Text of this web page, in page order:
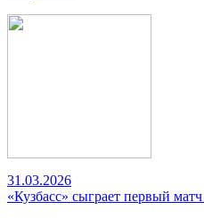
31.03.2026
«Кузбасс» сыграет первый